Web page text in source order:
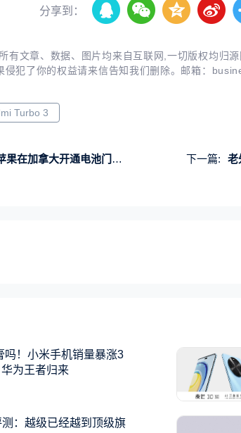
分享到：
有文章、数据、图片均来自互联网,一切版权均归源
侵犯了你的权益请来信告知我们删除。邮箱：
Turbo 3
电池门理赔通道：每人最高800元 下一篇: 老
吗！小米手机销量暴涨3
为王者归来
：越级已经越到顶级旗